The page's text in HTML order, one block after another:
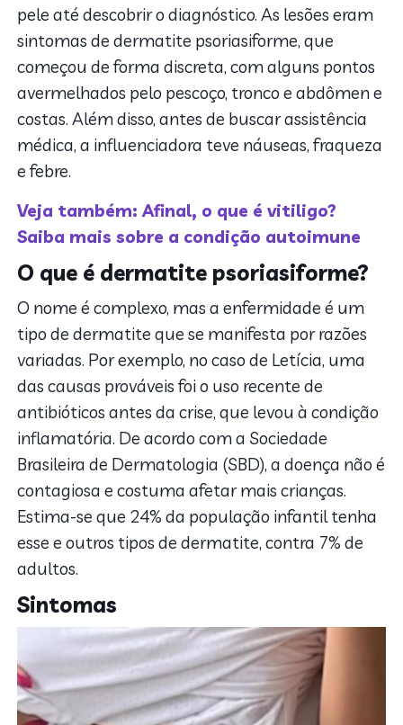
pele até descobrir o diagnóstico. As lesões eram
sintomas de dermatite psoriasiforme, que
começou de forma discreta, com alguns pontos
avermelhados pelo pescoço, tronco e abdômen e
costas. Além disso, antes de buscar assistência
médica, a influenciadora teve náuseas, fraqueza
e febre.
Veja também: Afinal, o que é vitiligo?
Saiba mais sobre a condição autoimune
O que é dermatite psoriasiforme?
O nome é complexo, mas a enfermidade é um
tipo de dermatite que se manifesta por razões
variadas. Por exemplo, no caso de Letícia, uma
das causas prováveis foi o uso recente de
antibióticos antes da crise, que levou à condição
inflamatória. De acordo com a Sociedade
Brasileira de Dermatologia (SBD), a doença não é
contagiosa e costuma afetar mais crianças.
Estima-se que 24% da população infantil tenha
esse e outros tipos de dermatite, contra 7% de
adultos.
Sintomas